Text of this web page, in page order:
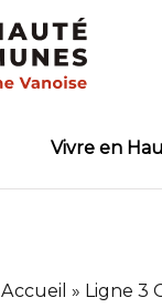
Vivre en
Accueil » Ligne 3